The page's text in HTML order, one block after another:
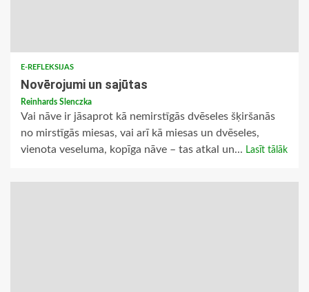
E-REFLEKSIJAS
Novērojumi un sajūtas
Reinhards Slenczka
Vai nāve ir jāsaprot kā nemirstīgās dvēseles šķiršanās
no mirstīgās miesas, vai arī kā miesas un dvēseles,
vienota veseluma, kopīga nāve – tas atkal un... Lasīt tālāk